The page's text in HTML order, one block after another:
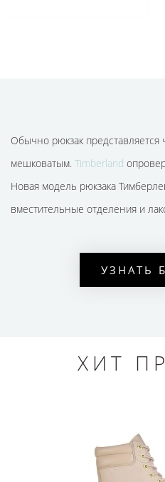
Обычно рюкзак
мешковатым. Timberland
Новая модель рюкзака
вместительные отделения и
Коллекция рюкзаков от
свежий образ и обеспечит
ХАРАКТЕРИСТИКИ
прочный материал;
крепкие лямки;
УЗНАТЬ
ХИТ